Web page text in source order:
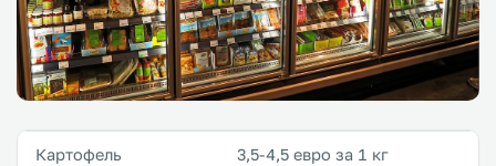
Картофель 3,5-4,5 евро за 1 кг